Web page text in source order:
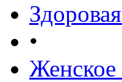
•
Женское